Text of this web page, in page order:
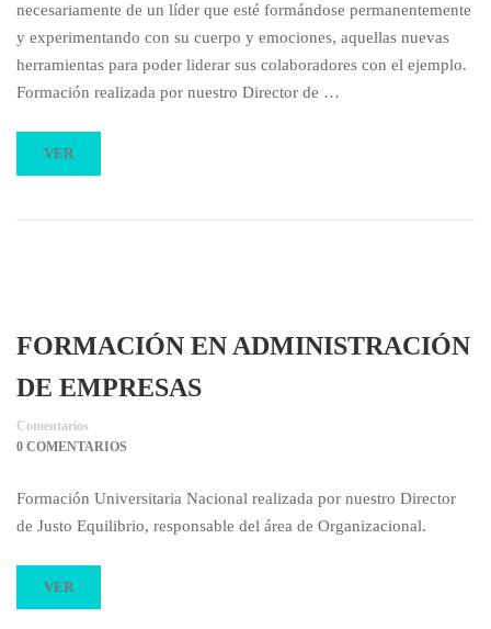
necesariamente de un líder que esté formándose permanentemente
y experimentando con su cuerpo y emociones, aquellas nuevas
herramientas para poder liderar sus colaboradores con el ejemplo.
Formación realizada por nuestro Director de …
VER
FORMACIÓN EN ADMINISTRACIÓN
DE EMPRESAS
Comentarios
0 COMENTARIOS
Formación Universitaria Nacional realizada por nuestro Director
de Justo Equilibrio, responsable del área de Organizacional.
VER